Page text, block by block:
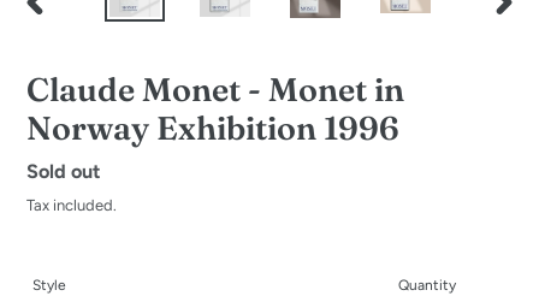
PREVIOUS
Claude Monet - Monet in
Norway Exhibition 1996
Regular
price
Sold out
Tax included.
Style Quantity